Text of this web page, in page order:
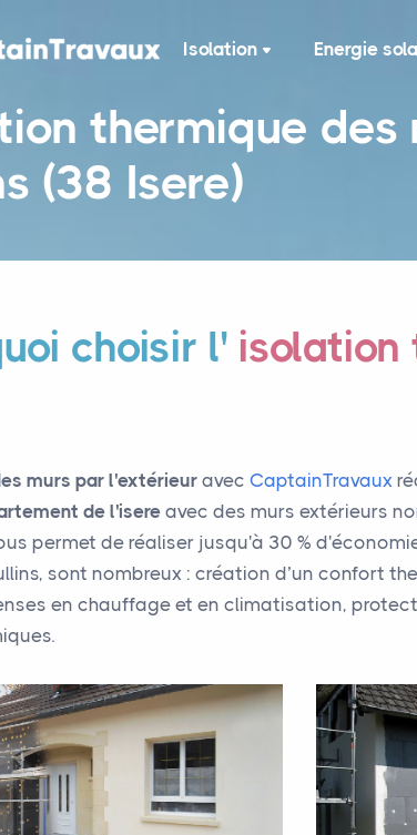
Isolation Energie
thermique
(38 Isere)
choisir l' isolation
murs par l'extérieur avec CaptainTravaux
de l'isere avec des murs extérieurs
permet de réaliser jusqu'à 30 %
sont nombreux : création d’un confort
en chauffage et en climatisation,